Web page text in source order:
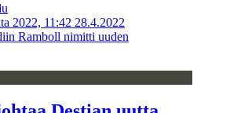
2022, 11:42 28.4.2022
Ramboll nimitti uuden